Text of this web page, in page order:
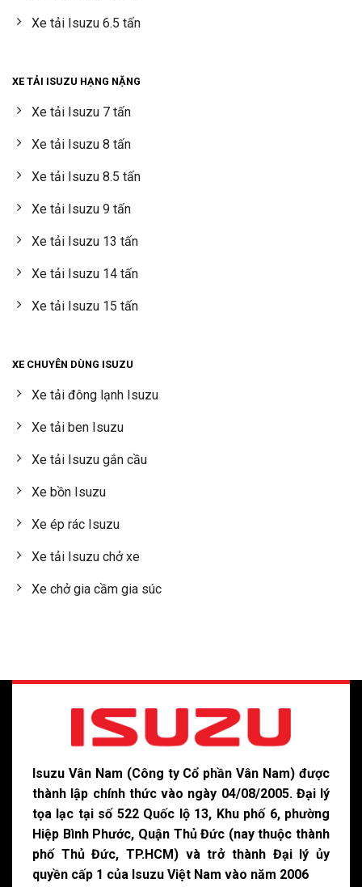
Xe tải Isuzu 6.5 tấn
XE TẢI ISUZU HẠNG NẶNG
Xe tải Isuzu 7 tấn
Xe tải Isuzu 8 tấn
Xe tải Isuzu 8.5 tấn
Xe tải Isuzu 9 tấn
Xe tải Isuzu 13 tấn
Xe tải Isuzu 14 tấn
Xe tải Isuzu 15 tấn
XE CHUYÊN DÙNG ISUZU
Xe tải đông lạnh Isuzu
Xe tải ben Isuzu
Xe tải Isuzu gắn cầu
Xe bồn Isuzu
Xe ép rác Isuzu
Xe tải Isuzu chở xe
Xe chở gia cầm gia súc
Isuzu Vân Nam (Công ty Cổ phần Vân Nam) được
thành lập chính thức vào ngày 04/08/2005. Đại lý
tọa lạc tại số 522 Quốc lộ 13, Khu phố 6, phường
Hiệp Bình Phước, Quận Thủ Đức (nay thuộc thành
phố Thủ Đức, TP.HCM) và trở thành Đại lý ủy
quyền cấp 1 của Isuzu Việt Nam vào năm 2006